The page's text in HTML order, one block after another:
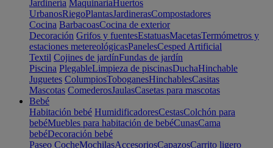
Jardinería MaquinariaHuertos
UrbanosRiegoPlantasJardinerasCompostadores
Cocina BarbacoasCocina de exterior
Decoración Grifos y fuentesEstatuasMacetasTermómetros y
estaciones metereológicasPanelesCesped Artificial
Textil Cojines de jardínFundas de jardín
Piscina PlegableLimpieza de piscinasDuchaHinchable
Juguetes ColumpiosToboganesHinchablesCasitas
Mascotas ComederosJaulasCasetas para mascotas
Bebé
Habitación bebé HumidificadoresCestasColchón para
bebéMuebles para habitación de bebéCunasCama
bebéDecoración bebé
Paseo CocheMochilasAccesoriosCapazosCarrito ligero